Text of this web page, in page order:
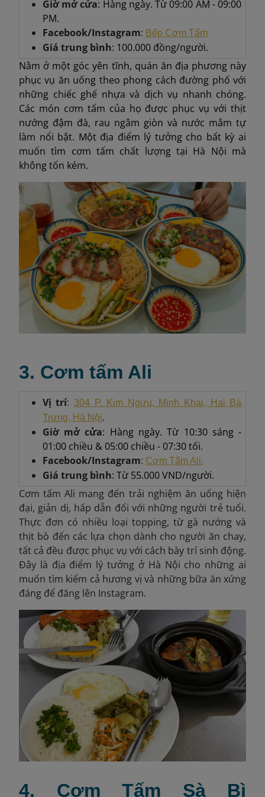
Giờ mở cửa: Hàng ngày. Từ 09:00 AM - 09:00
PM.
Facebook/Instagram: Bếp Cơm Tấm
Giá trung bình: 100.000 đồng/người.
Nằm ở một góc yên tĩnh, quán ăn địa phương này
phục vụ ăn uống theo phong cách đường phố với
những chiếc ghế nhựa và dịch vụ nhanh chóng.
Các món cơm tấm của họ được phục vụ với thịt
nướng đậm đà, rau ngâm giòn và nước mắm tự
làm nổi bật. Một địa điểm lý tưởng cho bất kỳ ai
muốn tìm cơm tấm chất lượng tại Hà Nội mà
không tốn kém.
3. Cơm tấm Ali
Vị trí: 304 P. Kim Ngưu, Minh Khai, Hai Bà
Trưng, Hà Nội.
Giờ mở cửa: Hàng ngày. Từ 10:30 sáng -
01:00 chiều & 05:00 chiều - 07:30 tối.
Facebook/Instagram: Cơm Tấm Ali.
Giá trung bình: Từ 55.000 VND/người.
Cơm tấm Ali mang đến trải nghiệm ăn uống hiện
đại, giản dị, hấp dẫn đối với những người trẻ tuổi.
Thực đơn có nhiều loại topping, từ gà nướng và
thịt bò đến các lựa chọn dành cho người ăn chay,
tất cả đều được phục vụ với cách bày trí sinh động.
Đây là địa điểm lý tưởng ở Hà Nội cho những ai
muốn tìm kiếm cả hương vị và những bữa ăn xứng
đáng để đăng lên Instagram.
4. Cơm Tấm Sà Bì